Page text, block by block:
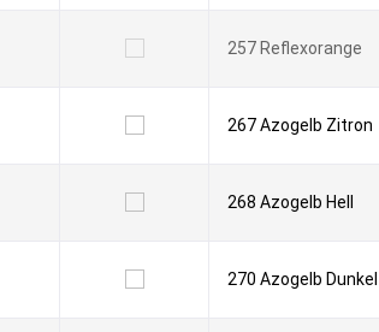
257 Reflexorange
267 Azogelb Zitron
268 Azogelb Hell
270 Azogelb Dunkel